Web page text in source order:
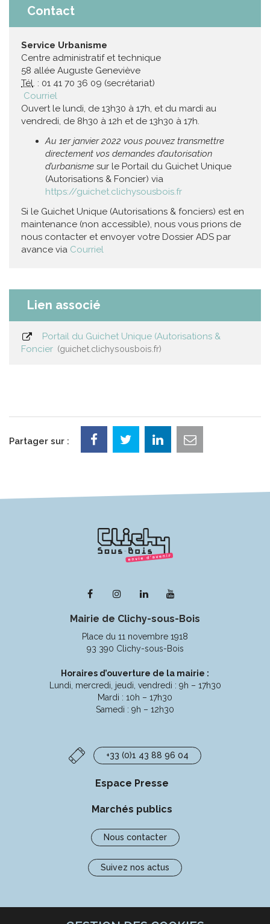
Contact
Service Urbanisme
Centre administratif et technique
58 allée Auguste Geneviève
Tél. : 01 41 70 36 09 (secrétariat)
Courriel
Ouvert le lundi, de 13h30 à 17h, et du mardi au
vendredi, de 8h30 à 12h et de 13h30 à 17h.
Au 1er janvier 2022 vous pouvez transmettre
directement vos demandes d’autorisation
d’urbanisme sur le Portail du Guichet Unique
(Autorisations & Foncier) via
https://guichet.clichysousbois.fr
Si le Guichet Unique (Autorisations & fonciers) est en
maintenance (non accessible), nous vous prions de
nous contacter et envoyer votre Dossier ADS par
avance via Courriel
Lien associé
Portail du Guichet Unique (Autorisations &
Foncier
guichet.clichysousbois.fr
Partager sur :
Lien
le
compte
Facebook
Lien
le
compte
Instagram
Lien
le
compte
Linkedin
la
chaîne
Youtube
Mairie de Clichy-sous-Bois
Place du 11 novembre 1918
93 390 Clichy-sous-Bois
Horaires d’ouverture de la mairie :
Lundi, mercredi, jeudi, vendredi : 9h – 17h30
Mardi : 10h – 17h30
Samedi : 9h – 12h30
+33 (0)1 43 88 96 04
Espace Presse
Marchés publics
Nous contacter
Suivez nos actus